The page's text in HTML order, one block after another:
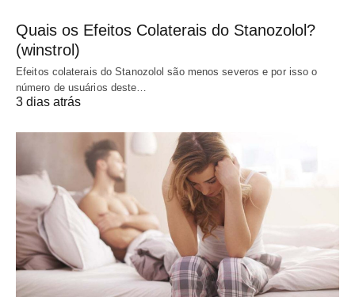
Quais os Efeitos Colaterais do Stanozolol?
(winstrol)
Efeitos colaterais do Stanozolol são menos severos e por isso o
número de usuários deste…
3 dias atrás